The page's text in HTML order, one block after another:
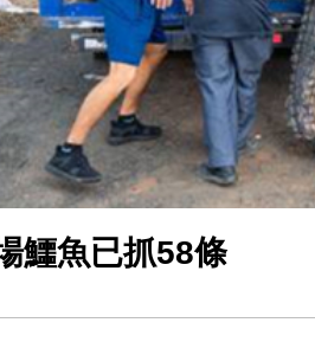
鱷魚已抓58條